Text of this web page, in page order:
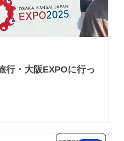
行・大阪EXPOに行っ